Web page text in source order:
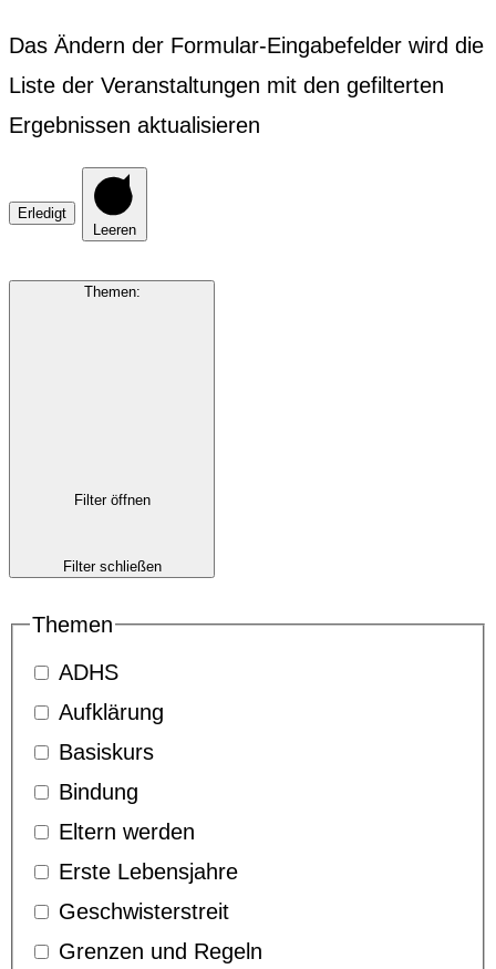
Das Ändern der Formular-Eingabefelder wird die
Liste der Veranstaltungen mit den gefilterten
Ergebnissen aktualisieren
Erledigt
Leeren
Themen:
Filter öffnen
Filter schließen
Themen
ADHS
Aufklärung
Basiskurs
Bindung
Eltern werden
Erste Lebensjahre
Geschwisterstreit
Grenzen und Regeln